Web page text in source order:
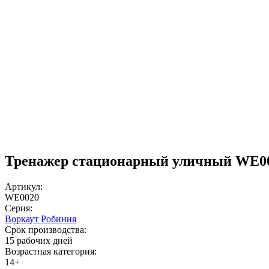
Тренажер стационарный уличный
Артикул:
WE0020
Серия:
Воркаут Робиния
Срок производства:
15 рабочих дней
Возрастная категория:
14+